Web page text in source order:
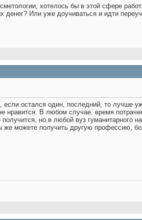
хотелось бы в этой сфере
денег? Или уже доучиваться и идти
если остался один, последний, то лучше
нравится. В любом случае, время
но в любой вуз гуманитарного
же можете получить другую профессию,